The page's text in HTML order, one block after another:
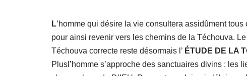
L’homme qui désire la vie consultera assidûment
pour ainsi revenir vers les chemins de la Téchouva.
Téchouva correcte reste désormais l’ ÉTUDE DE LA
Plusl’homme s’approche des sanctuaires divins : les